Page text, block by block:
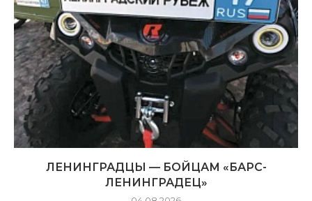
ЛЕНИНГРАДЦЫ — БОЙЦАМ «БАРС-
ЛЕНИНГРАДЕЦ»